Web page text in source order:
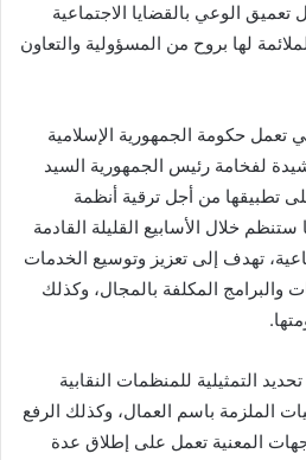
الوعي بالقضايا الاجتماعية
لها بروح من المسؤولية والتعاون
تعمل حكومة الجمهورية الإسلامية
لفخامة رئيس الجمهورية السيد
تطبيقها من أجل ترقية أنظمة
ستنظم خلال الأسابيع القليلة القادمة
تهدف إلى تعزيز وتوسيع الخدمات
المكلفة بالمجال، وكذلك
التمثيلية للمنظمات النقابية
الملزمة باسم العمال، وكذلك الرفع
المعنية تعمل على إطلاق عدة